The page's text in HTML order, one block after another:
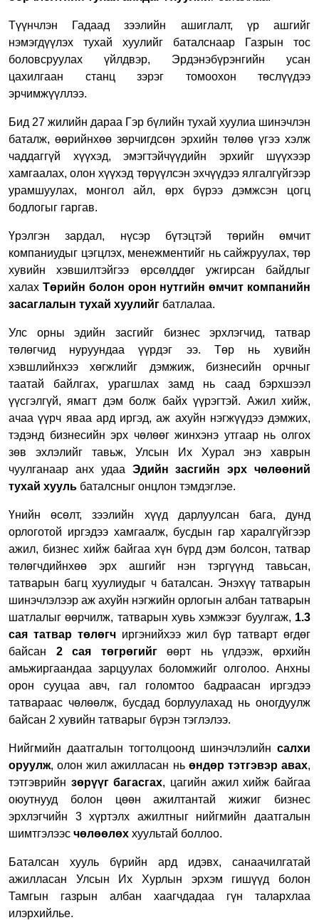
Түүнчлэн Гадаад зээлийн ашиглалт, үр ашгийг
нэмэгдүүлэх тухай хуулийг баталснаар Газрын тос
боловсруулах үйлдвэр, Эрдэнэбүрэнгийн усан
цахилгаан станц зэрэг томоохон төслүүдээ
эрчимжүүллээ.
Бид 27 жилийн дараа Гэр бүлийн тухай хуулиа шинэчлэн
баталж, өөрийнхөө зөрчигдсөн эрхийн төлөө үгээ хэлж
чаддаггүй хүүхэд, эмэгтэйчүүдийн эрхийг шүүхээр
хамгаалах, олон хүүхэд төрүүлсэн эхчүүдээ ялгалгүйгээр
урамшуулах, монгол айл, өрх бүрээ дэмжсэн цогц
бодлогыг гаргав.
Үрэлгэн зардал, нүсэр бүтэцтэй төрийн өмчит
компаниудыг цэгцлэх, менежментийг нь сайжруулах, төр
хувийн хэвшилтэйгээ өрсөлддөг ужгирсан байдлыг
халах Төрийн болон орон нутгийн өмчит компанийн
засаглалын тухай хуулийг батлалаа.
Улс орны эдийн засгийг бизнес эрхлэгчид, татвар
төлөгчид нуруундаа үүрдэг ээ. Төр нь хувийн
хэвшлийнхээ хөгжлийг дэмжиж, бизнесийн орчныг
таатай байлгах, урагшлах замд нь саад бэрхшээл
үүсгэлгүй, ямагт дэм болж байх үүрэгтэй. Ажил хийж,
ачаа үүрч яваа ард иргэд, аж ахуйн нэгжүүдээ дэмжих,
тэдэнд бизнесийн эрх чөлөөг жинхэнэ утгаар нь олгох
зөв эхлэлийг тавьж, Улсын Их Хурал энэ хаврын
чуулганаар анх удаа Эдийн засгийн эрх чөлөөний
тухай хууль баталсныг онцлон тэмдэглэе.
Үнийн өсөлт, зээлийн хүүд дарлуулсан бага, дунд
орлоготой иргэдээ хамгаалж, бусдын гар харалгүйгээр
ажил, бизнес хийж байгаа хүн бүрд дэм болсон, татвар
төлөгчдийнхөө эрх ашгийг нэн тэргүүнд тавьсан,
татварын багц хуулиудыг ч баталсан. Энэхүү татварын
шинэчлэлээр аж ахуйн нэгжийн орлогын албан татварын
шатлалыг өөрчилж, татварын хувь хэмжээг буулгаж, 1.3
сая татвар төлөгч иргэнийхээ жил бүр татварт өгдөг
байсан 2 сая төгрөгийгөөрт нь үлдээж, өрхийн
амьжиргаандаа зарцуулах боломжийг олголоо. Анхны
орон сууцаа авч, гал голомтоо бадраасан иргэдээ
татвараас чөлөөлж, бусдад борлуулахад нь оногдуулж
байсан 2 хувийн татварыг бүрэн тэглэлээ.
Нийгмийн даатгалын тогтолцоонд шинэчлэлийн салхи
оруулж, олон жил ажилласан нь өндөр тэтгэвэр авах,
тэтгэврийн зөрүүг багасгах, цагийн ажил хийж байгаа
оюутнууд болон цөөн ажилтантай жижиг бизнес
эрхлэгчийн 3 хүртэлх ажилтныг нийгмийн даатгалын
шимтгэлээс чөлөөлөх хуультай боллоо.
Баталсан хууль бүрийн ард идэвх, санаачилгатай
ажилласан Улсын Их Хурлын эрхэм гишүүд болон
Тамгын газрын албан хаагчдадаа гүн талархлаа
илэрхийлье.